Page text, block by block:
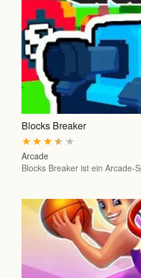
Blocks Breaker
★
★
★
★
★
Arcade
Blocks Breaker ist ein Arcade-